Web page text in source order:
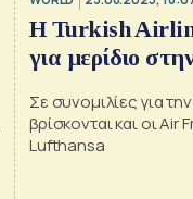
Η Turkish
για μερίδιο
Σε συνομιλίες για
βρίσκονται και οι Air
Lufthansa